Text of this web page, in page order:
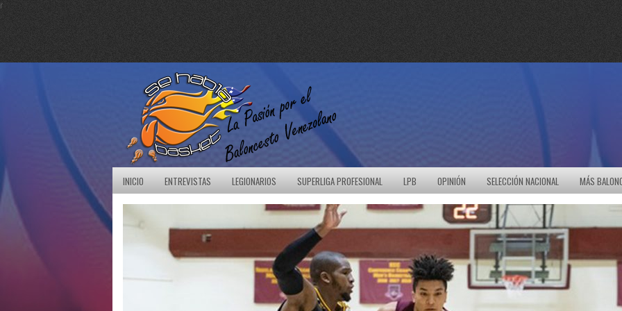
r
INICIO ENTREVISTAS LEGIONARIOS SUPERLIGA PROFESIONAL LPB OPINIÓN SELECCIÓN NACIONAL MÁS